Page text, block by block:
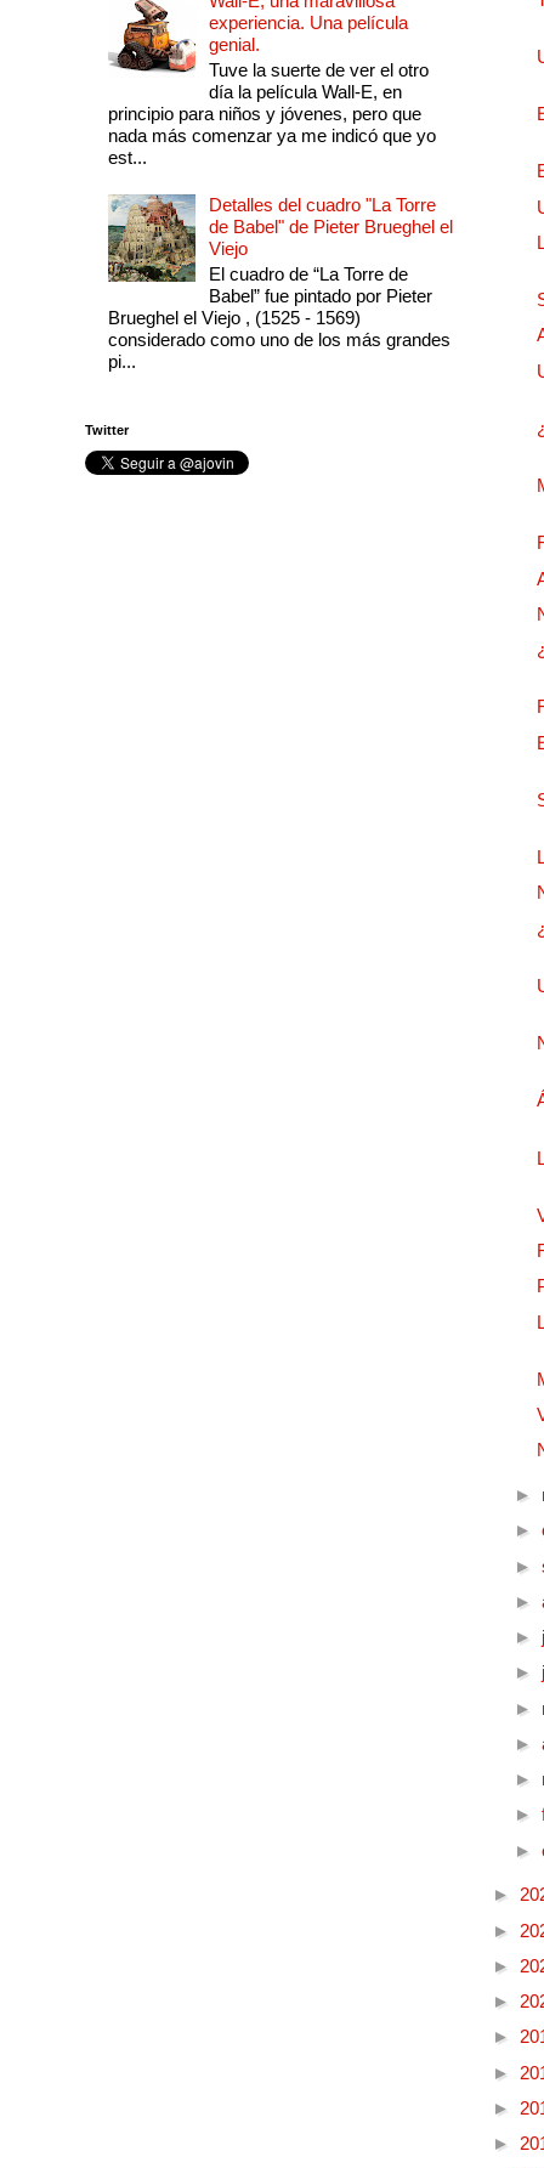
experiencia. Una película
genial.
Tuve la suerte de ver el otro
día la película Wall-E, en
principio para niños y jóvenes, pero que
nada más comenzar ya me indicó que yo
est...
Detalles del cuadro "La Torre
de Babel" de Pieter Brueghel el
Viejo
El cuadro de “La Torre de
Babel” fue pintado por Pieter
Brueghel el Viejo , (1525 - 1569)
considerado como uno de los más grandes
pi...
Twitter
►
►
►
►
►
►
►
►
►
►
►
►
►
►
►
►
►
►
►